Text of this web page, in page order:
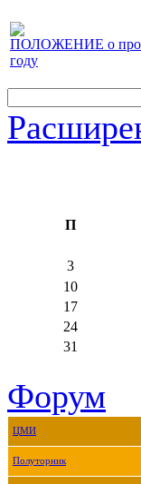
ПОЛОЖЕНИЕ о
году
П
3
10
17
24
31
Форум
ЦМИ
Полуторник